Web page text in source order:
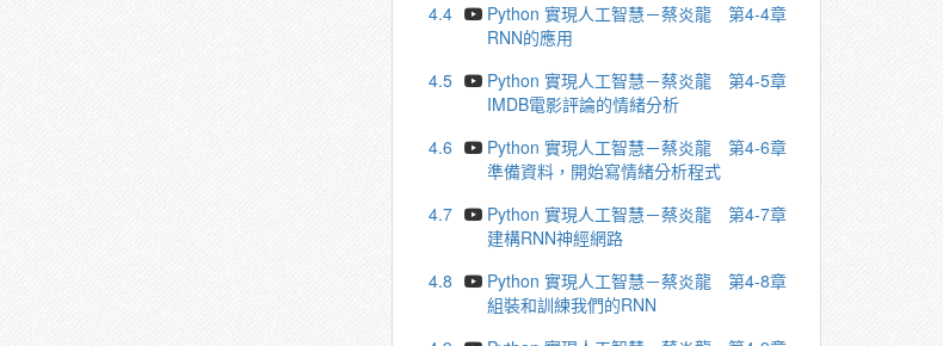
4.4
Python 實現人工智慧－蔡炎龍 第4-4章
RNN的應用
4.5
Python 實現人工智慧－蔡炎龍 第4-5章
IMDB電影評論的情緒分析
4.6
Python 實現人工智慧－蔡炎龍 第4-6章
準備資料，開始寫情緒分析程式
4.7
Python 實現人工智慧－蔡炎龍 第4-7章
建構RNN神經網路
4.8
Python 實現人工智慧－蔡炎龍 第4-8章
組裝和訓練我們的RNN